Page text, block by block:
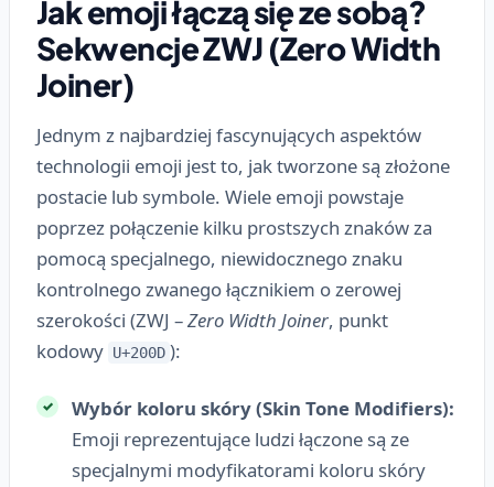
Jak emoji łączą się ze sobą?
Sekwencje ZWJ (Zero Width
Joiner)
Jednym z najbardziej fascynujących aspektów
technologii emoji jest to, jak tworzone są złożone
postacie lub symbole. Wiele emoji powstaje
poprzez połączenie kilku prostszych znaków za
pomocą specjalnego, niewidocznego znaku
kontrolnego zwanego łącznikiem o zerowej
szerokości (ZWJ –Zero Width Joiner, punkt
kodowy U+200D ):
Wybór koloru skóry (Skin Tone Modifiers):
Emoji reprezentujące ludzi łączone są ze
specjalnymi modyfikatorami koloru skóry